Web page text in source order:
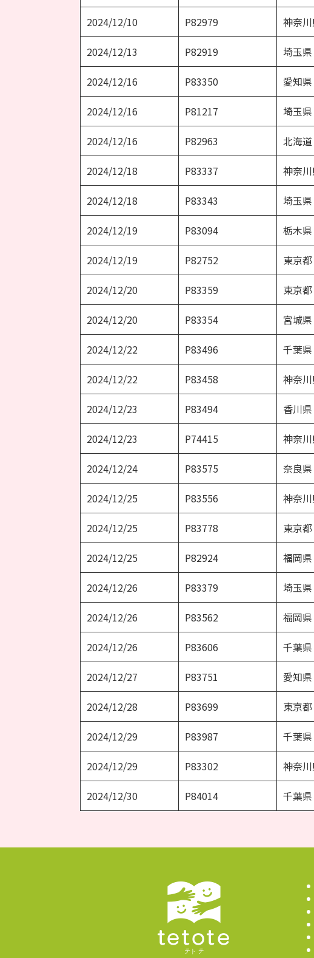
2024/12/10 P82979 神奈
2024/12/13 P82919 埼玉
2024/12/16 P83350 愛知
2024/12/16 P81217 埼玉
2024/12/16 P82963 北海
2024/12/18 P83337 神奈
2024/12/18 P83343 埼玉
2024/12/19 P83094 栃木
2024/12/19 P82752 東京
2024/12/20 P83359 東京
2024/12/20 P83354 宮城
2024/12/22 P83496 千葉
2024/12/22 P83458 神奈
2024/12/23 P83494 香川
2024/12/23 P74415 神奈
2024/12/24 P83575 奈良
2024/12/25 P83556 神奈
2024/12/25 P83778 東京
2024/12/25 P82924 福岡
2024/12/26 P83379 埼玉
2024/12/26 P83562 福岡
2024/12/26 P83606 千葉
2024/12/27 P83751 愛知
2024/12/28 P83699 東京
2024/12/29 P83987 千葉
2024/12/29 P83302 神奈
2024/12/30 P84014 千葉